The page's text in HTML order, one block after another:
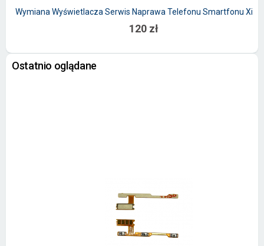
Wymiana Wyświetlacza Serwis Naprawa Telefonu Smartfonu
120 zł
Ostatnio oglądane